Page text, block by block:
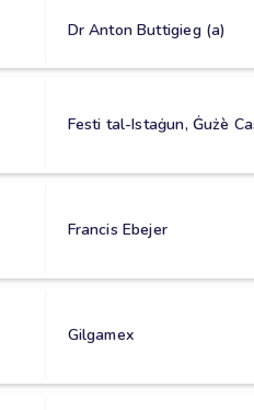
Dr Anton Buttigieg (a)
Festi tal-Istaġun, Ġużè
Francis Ebejer
Gilgamex